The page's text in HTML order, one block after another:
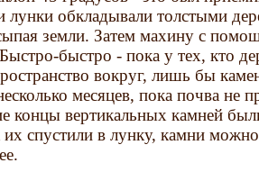
лунки обкладывали толстыми
земли. Затем махину с
быстро - пока у тех, кто
вокруг, лишь бы
месяцев, пока почва не
концы вертикальных камней
их спустили в лунку, камни